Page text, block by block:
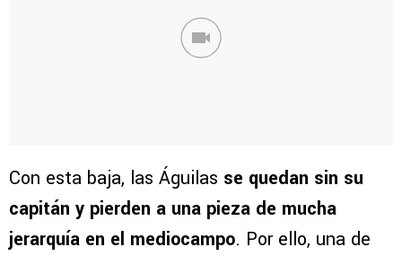
Con esta baja, las Águilas se quedan sin su
capitán y pierden a una pieza de mucha
jerarquía en el mediocampo. Por ello, una de